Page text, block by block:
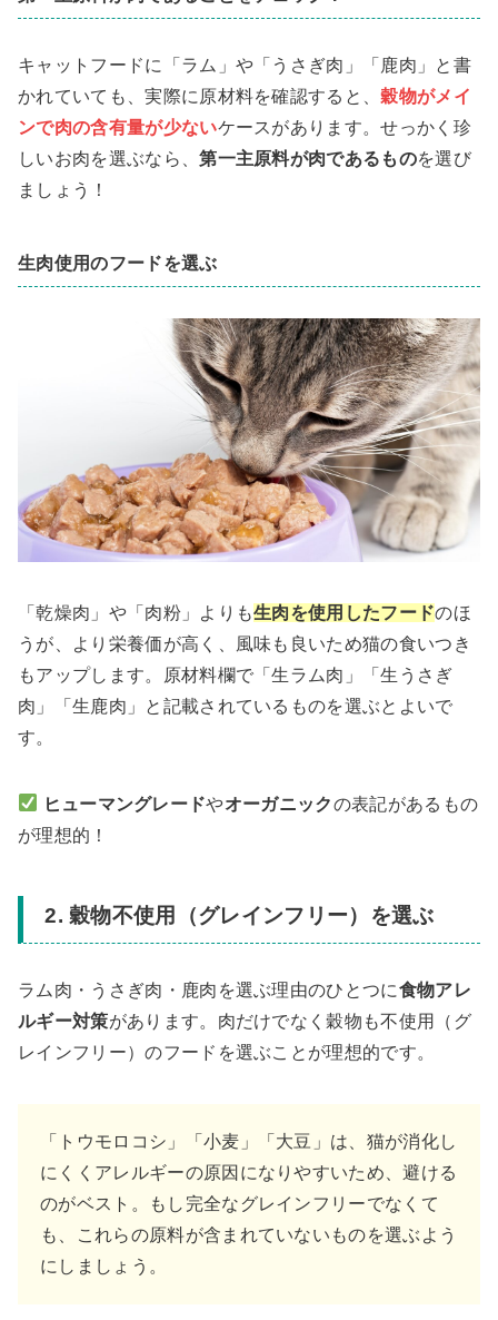
キャットフードに「ラム」や「うさぎ肉」「鹿肉」と書
かれていても、実際に原材料を確認すると、穀物がメイ
ンで肉の含有量が少ないケースがあります。せっかく珍
しいお肉を選ぶなら、第一主原料が肉であるものを選び
ましょう！
生肉使用のフードを選ぶ
「乾燥肉」や「肉粉」よりも生肉を使用したフードのほ
うが、より栄養価が高く、風味も良いため猫の食いつき
もアップします。原材料欄で「生ラム肉」「生うさぎ
肉」「生鹿肉」と記載されているものを選ぶとよいで
す。
ヒューマングレードやオーガニックの表記があるもの
が理想的！
2. 穀物不使用（グレインフリー）を選ぶ
ラム肉・うさぎ肉・鹿肉を選ぶ理由のひとつに食物アレ
ルギー対策があります。肉だけでなく穀物も不使用（グ
レインフリー）のフードを選ぶことが理想的です。
「トウモロコシ」「小麦」「大豆」は、猫が消化し
にくくアレルギーの原因になりやすいため、避ける
のがベスト。もし完全なグレインフリーでなくて
も、これらの原料が含まれていないものを選ぶよう
にしましょう。